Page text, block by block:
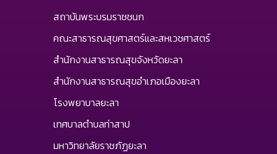
สถาบันพระบรมราชชนก
คณะสาธารณสุขศาสตร์และสหเวชศาสตร์
สำนักงานสาธารณสุขจังหวัดยะลา
สำนักงานสาธารณสุขอำเภอเมืองยะลา
โรงพยาบาลยะลา
เทศบาลตำบลท่าสาป
มหาวิทยาลัยราชภัฏยะลา